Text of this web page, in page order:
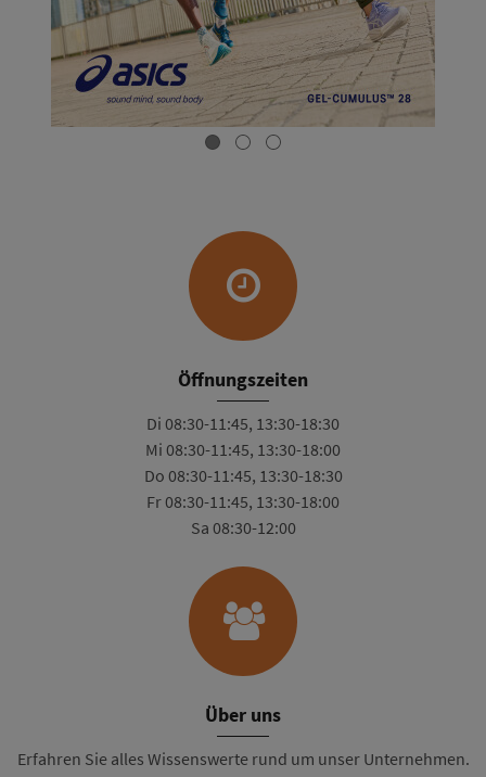
Öffnungszeiten
Di 08:30-11:45, 13:30-18:30
Mi 08:30-11:45, 13:30-18:00
Do 08:30-11:45, 13:30-18:30
Fr 08:30-11:45, 13:30-18:00
Sa 08:30-12:00
Über uns
Erfahren Sie alles Wissenswerte rund um unser Unternehmen.